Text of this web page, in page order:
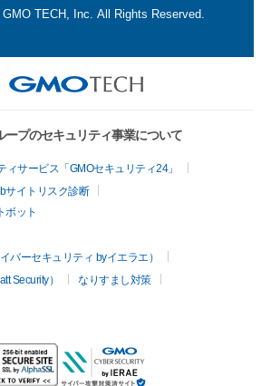
TECH, Inc. All Rights Reserved.
ープのセキュリティ事業について
サービス「GMOセキュリティ24」
サイトリスク診断
ボット
バーセキュリティ byイエラエ）
Security）
なりすまし対策